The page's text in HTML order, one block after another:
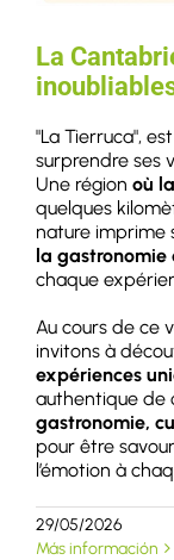
La
"La Tierruca",
surprendre ses
Une région où
quelques
nature imprime
la gastronomie
chaque
Au cours de ce
invitons à
expériences
authentique de
gastronomie,
pour être
l’émotion à
29/05/2026
Más información